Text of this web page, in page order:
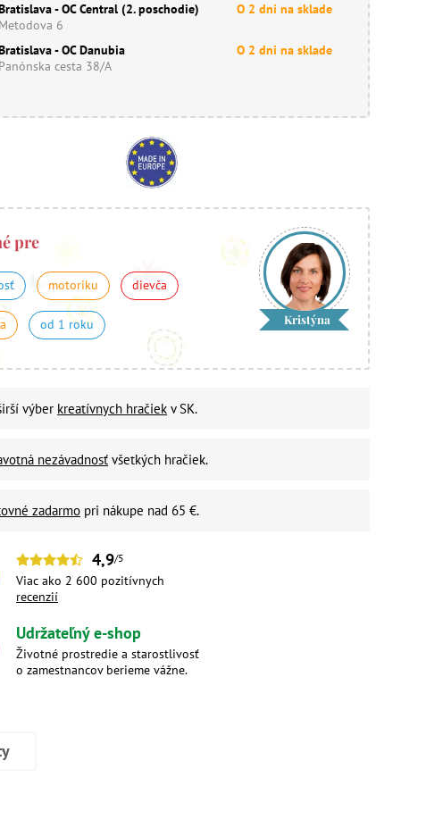
- OC Central (2. poschodie)
Metodova 6
O 2 dni na sklade
- OC Danubia
Panónska cesta 38/A
O 2 dni na sklade
pre
motoriku dievča
od 1 roku Kristýna
výber kreatívnych hračiek v SK.
nezávadnosť všetkých hračiek.
zadarmo pri nákupe nad 65 €.
4,9/5
Viac ako 2 600 pozitívnych
recenzií
Udržateľný e-shop
Životné prostredie a starostlivosť
o zamestnancov berieme vážne.